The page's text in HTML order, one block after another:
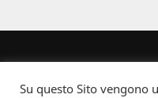
Su questo Sito vengono